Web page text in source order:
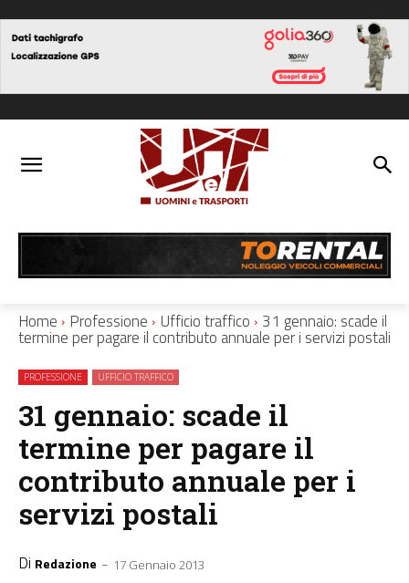
Home Professione Ufficio traffico 31 gennaio: scade il
termine per pagare il contributo annuale per i servizi postali
PROFESSIONE UFFICIO TRAFFICO
31 gennaio: scade il
termine per pagare il
contributo annuale per i
servizi postali
Di Redazione - 17 Gennaio 2013